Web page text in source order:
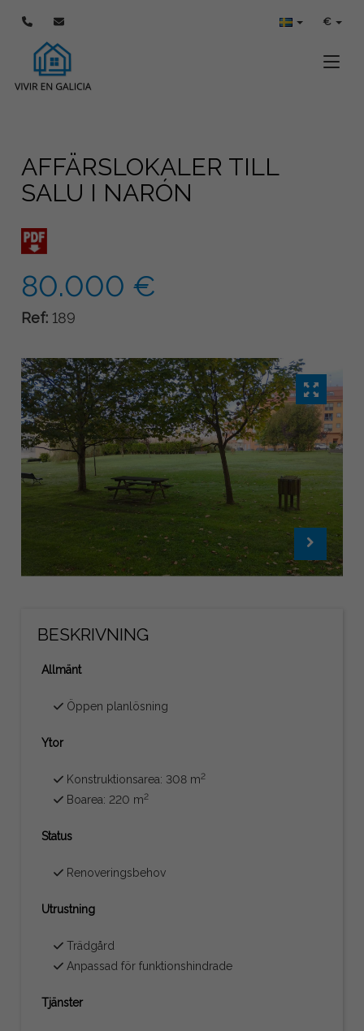
€
AFFÄRSLOKALER TILL
SALU I NARÓN
80.000 €
Ref: 189
BESKRIVNING
Allmänt
Öppen planlösning
Ytor
Konstruktionsarea: 308 m2
Boarea: 220 m2
Status
Renoveringsbehov
Utrustning
Trädgård
Anpassad för funktionshindrade
Tjänster